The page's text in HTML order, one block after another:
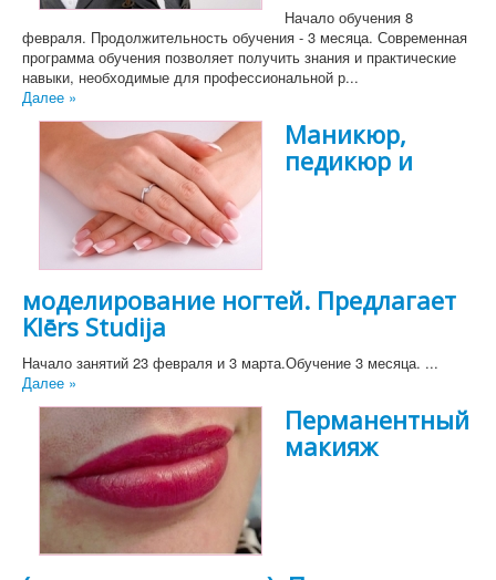
Начало обучения 8
февраля. Продолжительность обучения - 3 месяца. Современная
программа обучения позволяет получить знания и практические
навыки, необходимые для профессиональной р...
Далее »
Маникюр,
педикюр и
моделирование ногтей. Предлагает
Klērs Studija
Начало занятий 23 февраля и 3 марта.Обучение 3 месяца. ...
Далее »
Перманентный
макияж